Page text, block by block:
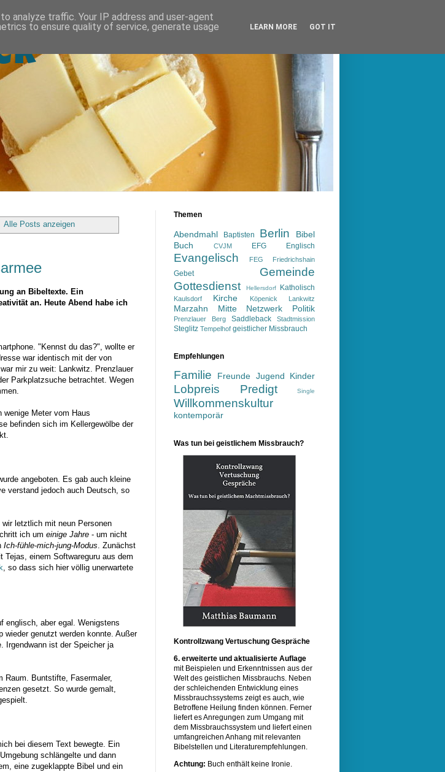
Alle Posts anzeigen
an Bibeltexte. Ein
an. Heute Abend habe ich
"Kennst du das?", wollte er
war identisch mit der von
mir zu weit: Lankwitz. Prenzlauer
Parkplatzsuche betrachtet. Wegen
Meter vom Haus
befinden sich im Kellergewölbe der
angeboten. Es gab auch kleine
verstand jedoch auch Deutsch, so
letztlich mit neun Personen
ich um einige Jahre - um nicht
Ich-fühle-mich-jung-Modus. Zunächst
einem Softwareguru aus dem
, so dass sich hier völlig unerwartete
englisch, aber egal. Wenigstens
wieder genutzt werden konnte. Außer
Irgendwann ist der Speicher ja
Raum. Buntstifte, Fasermaler,
gesetzt. So wurde gemalt,
bei diesem Text bewegte. Ein
schlängelte und dann
eine zugeklappte Bibel und ein
Themen
Abendmahl Baptisten Berlin
Bibel
Buch
CVJM EFG Englisch
Evangelisch FEG Friedrichshain
Gebet
Gemeinde
Gottesdienst
Hellersdorf Katholisch
Kaulsdorf Kirche Köpenick Lankwitz
Marzahn Mitte Netzwerk Politik
Prenzlauer Berg Saddleback Stadtmission
Steglitz Tempelhof geistlicher Missbrauch
Empfehlungen
Familie Freunde Jugend Kinder
Lobpreis Predigt Single
Willkommenskultur
kontemporär
Was tun bei geistlichem Missbrauch?
Kontrollzwang Vertuschung Gespräche
6. erweiterte und aktualisierte Auflage
mit Beispielen und Erkenntnissen aus der
Welt des geistlichen Missbrauchs. Neben
der schleichenden Entwicklung eines
Missbrauchssystems zeigt es auch, wie
Betroffene Heilung finden können. Ferner
liefert es Anregungen zum Umgang mit
dem Missbrauchssystem und liefert einen
umfangreichen Anhang mit relevanten
Bibelstellen und Literaturempfehlungen.
Achtung: Buch enthält keine Ironie.
analyze traffic. Your IP address and user-agent
to ensure quality of service, generate usage
LEARN MORE GOT IT